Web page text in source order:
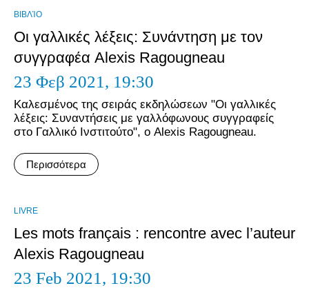
ΒΙΒΛΊΟ
Οι γαλλικές λέξεις: Συνάντηση με τον
συγγραφέα Alexis Ragougneau
23 Φεβ 2021, 19:30
Καλεσμένος της σειράς εκδηλώσεων "Οι γαλλικές
λέξεις: Συναντήσεις με γαλλόφωνους συγγραφείς
στο Γαλλικό Ινστιτούτο", ο Alexis Ragougneau.
Περισσότερα
LIVRE
Les mots français : rencontre avec l’auteur
Alexis Ragougneau
23 Feb 2021, 19:30